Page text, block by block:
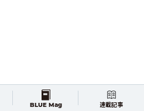
）~8月18日（日）9：00〜15：00
BLUE Mag 連載記事